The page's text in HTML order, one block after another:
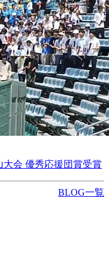
会 優秀応援団賞受賞
BLOG一覧